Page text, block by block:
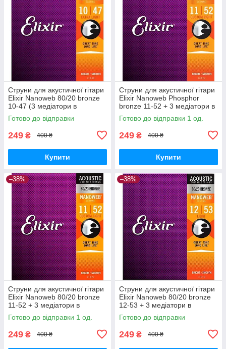
Струни для акустичної гітари
Elixir Nanoweb 80/20 bronze
10-47 (3 медіатори в
подарунок)
Готово до відправки
249 ₴ 400 ₴
Купити
Струни для акустичної гітари
Elixir Nanoweb Phosphor
bronze 11-52 + 3 медіатори в
подарунок
Готово до відправки 1 од.
249 ₴ 400 ₴
Купити
–38%
Струни для акустичної гітари
Elixir Nanoweb 80/20 bronze
11-52 + 3 медіатори в
подарунок
Готово до відправки 1 од.
249 ₴ 400 ₴
–38%
Струни для акустичної гітари
Elixir Nanoweb 80/20 bronze
12-53 + 3 медіатори в
подарунок
Готово до відправки
249 ₴ 400 ₴